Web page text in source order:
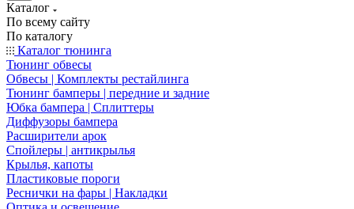
Каталог
По всему сайту
По каталогу
Каталог тюнинга
Тюнинг обвесы
Обвесы | Комплекты рестайлинга
Тюнинг бамперы | передние и задние
Юбка бампера | Сплиттеры
Диффузоры бампера
Расширители арок
Спойлеры | антикрылья
Крылья, капоты
Пластиковые пороги
Реснички на фары | Накладки